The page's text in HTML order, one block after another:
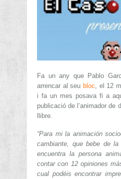
Fa un any que Pablo
arrencar al seu bloc, el 12
i fa un mes posava fi a
publicació de l’animador de
llibre.
“Para mi la animación
cambiante, que bebe de
encuentra la persona
contar con 12 opiniones
cual podéis encontrar